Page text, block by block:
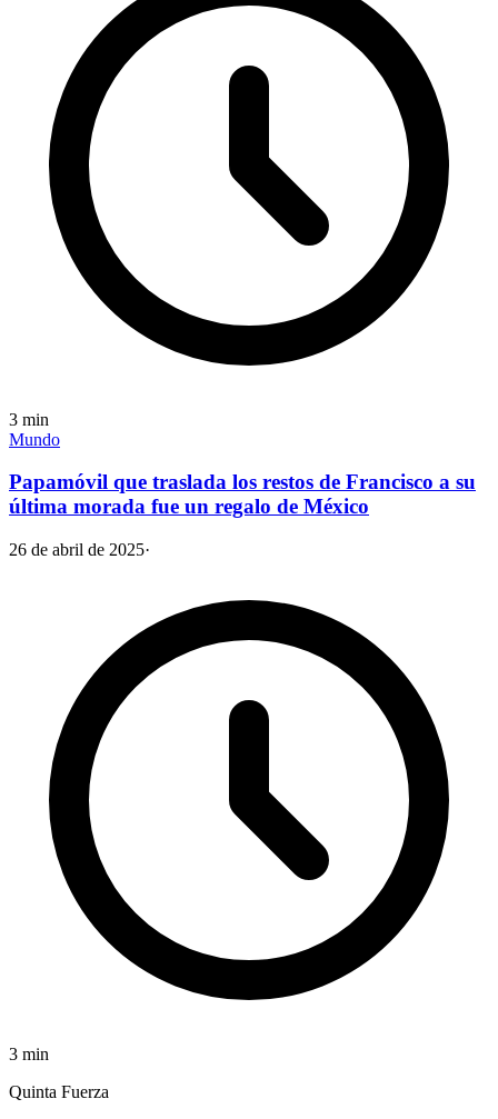
3 min
Mundo
Papamóvil que traslada los restos de Francisco a su
última morada fue un regalo de México
26 de abril de 2025·
3 min
Quinta Fuerza